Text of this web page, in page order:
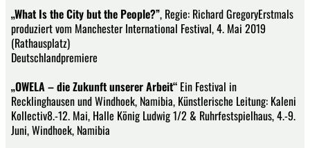
„What Is the City but the People?”, Regie: Richard GregoryErstmals
produziert vom Manchester International Festival, 4. Mai 2019
(Rathausplatz)
Deutschlandpremiere
„OWELA – die Zukunft unserer Arbeit“ Ein Festival in
Recklinghausen und Windhoek, Namibia, Künstlerische Leitung: Kaleni
Kollectiv8.-12. Mai, Halle König Ludwig 1/2 & Ruhrfestspielhaus, 4.-9.
Juni, Windhoek, Namibia